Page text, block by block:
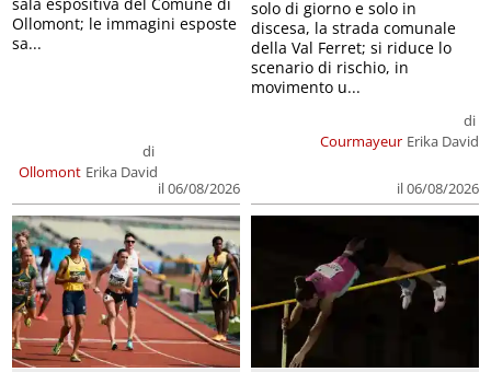
Ollomont
di
Erika David
il 06/08/2026
Ollomont; le immagini esposte
sa...
Courmayeur
di
Erika David
il 06/08/2026
solo di giorno e solo in
discesa, la strada comunale
della Val Ferret; si riduce lo
scenario di rischio, in
movimento u...